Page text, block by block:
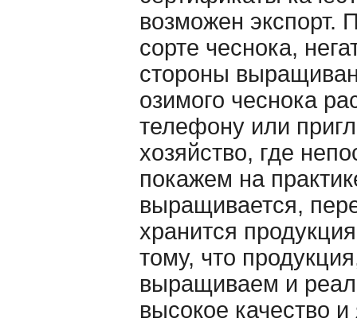
возможен экспорт.
сорте чеснока,
стороны
озимого чеснока
телефону или
хозяйство, где
покажем на
выращивается,
хранится
тому, что
выращиваем и
высокое качество